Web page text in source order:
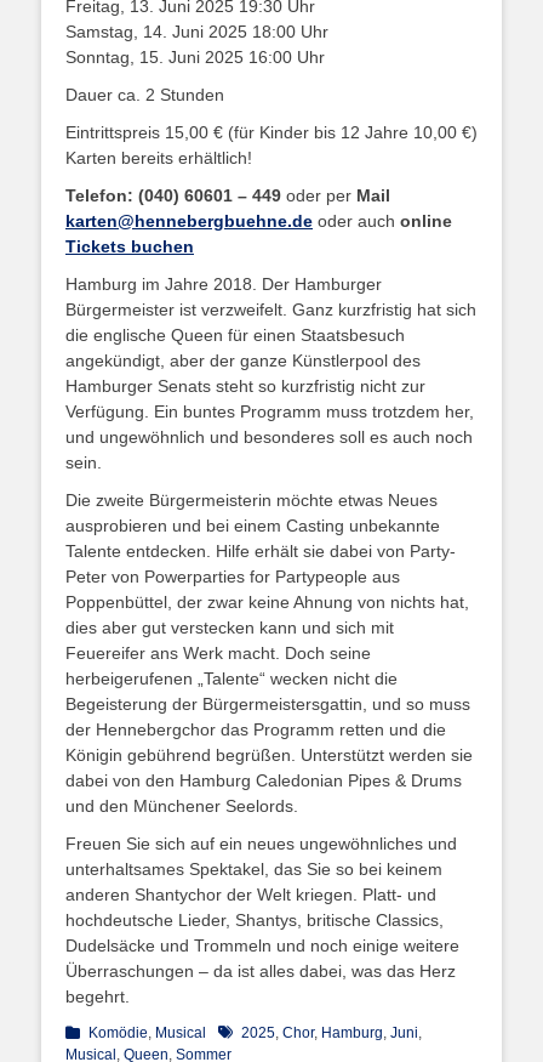
Freitag, 13. Juni 2025 19:30 Uhr
Samstag, 14. Juni 2025 18:00 Uhr
Sonntag, 15. Juni 2025 16:00 Uhr
Dauer ca. 2 Stunden
Eintrittspreis 15,00 € (für Kinder bis 12 Jahre 10,00 €)
Karten bereits erhältlich!
Telefon: (040) 60601 – 449 oder per Mail
karten@hennebergbuehne.de oder auch online
Tickets buchen
Hamburg im Jahre 2018. Der Hamburger
Bürgermeister ist verzweifelt. Ganz kurzfristig hat sich
die englische Queen für einen Staatsbesuch
angekündigt, aber der ganze Künstlerpool des
Hamburger Senats steht so kurzfristig nicht zur
Verfügung. Ein buntes Programm muss trotzdem her,
und ungewöhnlich und besonderes soll es auch noch
sein.
Die zweite Bürgermeisterin möchte etwas Neues
ausprobieren und bei einem Casting unbekannte
Talente entdecken. Hilfe erhält sie dabei von Party-
Peter von Powerparties for Partypeople aus
Poppenbüttel, der zwar keine Ahnung von nichts hat,
dies aber gut verstecken kann und sich mit
Feuereifer ans Werk macht. Doch seine
herbeigerufenen „Talente“ wecken nicht die
Begeisterung der Bürgermeistersgattin, und so muss
der Hennebergchor das Programm retten und die
Königin gebührend begrüßen. Unterstützt werden sie
dabei von den Hamburg Caledonian Pipes & Drums
und den Münchener Seelords.
Freuen Sie sich auf ein neues ungewöhnliches und
unterhaltsames Spektakel, das Sie so bei keinem
anderen Shantychor der Welt kriegen. Platt- und
hochdeutsche Lieder, Shantys, britische Classics,
Dudelsäcke und Trommeln und noch einige weitere
Überraschungen – da ist alles dabei, was das Herz
begehrt.
Kategorien
Komödie, Musical Schlagworte
2025, Chor, Hamburg, Juni,
Musical , Queen, Sommer